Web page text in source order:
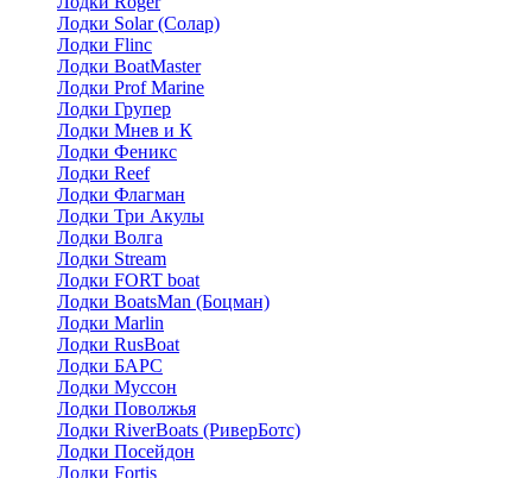
Лодки Solar (Солар)
Лодки Flinc
Лодки BoatMaster
Лодки Prof Marine
Лодки Групер
Лодки Мнев и К
Лодки Феникс
Лодки Reef
Лодки Флагман
Лодки Три Акулы
Лодки Волга
Лодки Stream
Лодки FORT boat
Лодки BoatsMan (Боцман)
Лодки Marlin
Лодки RusBoat
Лодки БАРС
Лодки Муссон
Лодки Поволжья
Лодки RiverBoats (РиверБотс)
Лодки Посейдон
Лодки Fortis